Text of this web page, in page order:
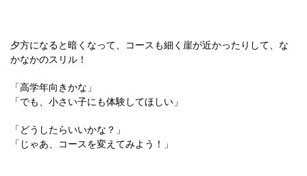
夕方になると暗くなって、コースも細く崖が近かったりして、な
かなかのスリル！
「高学年向きかな」
「でも、小さい子にも体験してほしい」
「どうしたらいいかな？」
「じゃあ、コースを変えてみよう！」